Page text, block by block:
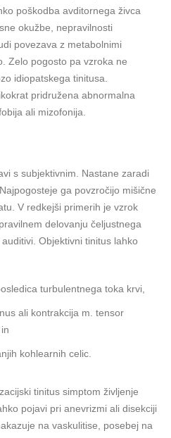
poškodba avditornega živca
okužbe, nepravilnosti
povezava z metabolnimi
Zelo pogosto pa vzroka ne
idiopatskega tinitusa.
pridružena abnormalna
ali mizofonija.
s subjektivnim. Nastane zaradi
ga povzročijo mišične
V redkejši primerih je vzrok
delovanju čeljustnega
Objektivni tinitus lahko
turbulentnega toka krvi,
ali kontrakcija m. tensor
kohlearnih celic.
tinitus simptom življenje
pojavi pri anevrizmi ali disekciji
na vaskulitise, posebej na